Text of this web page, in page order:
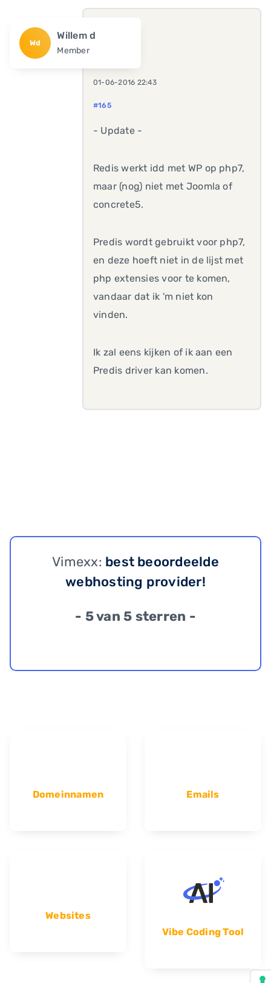
Wd
Willem d
Member
01-06-2016 22:43
#165
- Update -
Redis werkt idd met WP op php7,
maar (nog) niet met Joomla of
concrete5.
Predis wordt gebruikt voor php7,
en deze hoeft niet in de lijst met
php extensies voor te komen,
vandaar dat ik 'm niet kon
vinden.
Ik zal eens kijken of ik aan een
Predis driver kan komen.
Vimexx: best beoordeelde
webhosting provider!
- 5 van 5 sterren -
Domeinnamen Emails
Websites
Vibe Coding Tool